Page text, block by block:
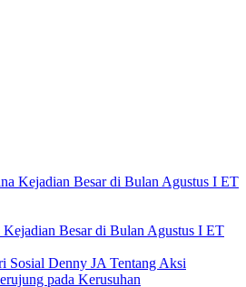
Besar di Bulan Agustus I ET